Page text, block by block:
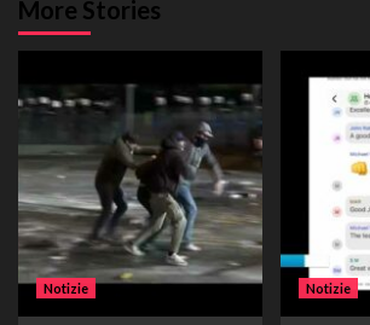
More Stories
Notizie Notizie